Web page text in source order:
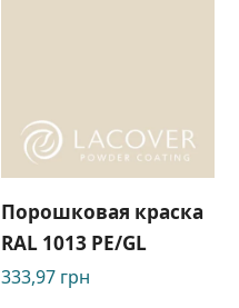
Порошковая краска
RAL 1013 PE/GL
333,97 грн